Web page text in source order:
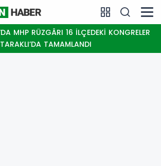
TARAKLI’DA TAMAMLANDI